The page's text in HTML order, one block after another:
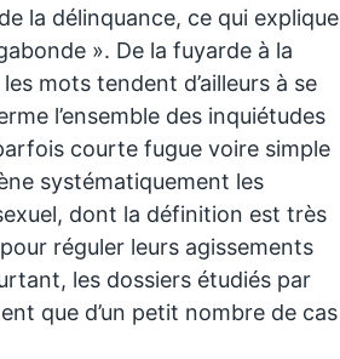
la délinquance, ce qui explique
». De la fuyarde à la
mots tendent d’ailleurs à se
l’ensemble des inquiétudes
courte fugue voire simple
systématiquement les
dont la définition est très
réguler leurs agissements
les dossiers étudiés par
que d’un petit nombre de cas